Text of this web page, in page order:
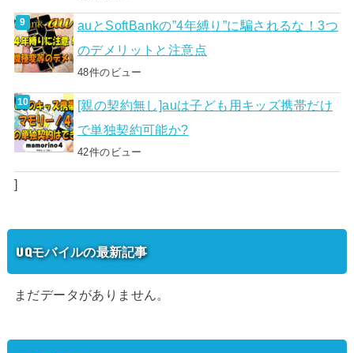
auとSoftBankの”4年縛り”に騙されるな！3つ
のデメリットと注意点
48件のビュー
[親の契約無し]auは子ども用キッズ携帯だけ
で単独契約可能か?
42件のビュー
]
UQモバイルの最新記事
まだデータがありません。